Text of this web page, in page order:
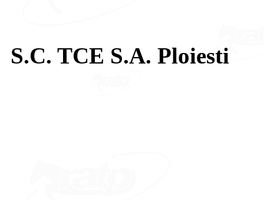
S.C. TCE S.A. Ploiesti